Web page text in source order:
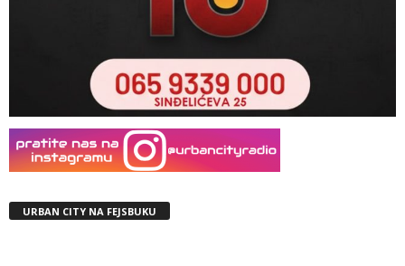
URBAN CITY NA FEJSBUKU